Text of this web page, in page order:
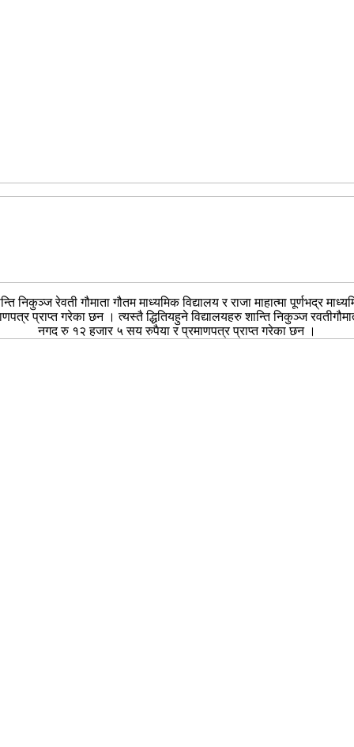
निकुञ्ज रेवती गौमाता गौतम माध्यमिक विद्यालय र राजा माहात्मा पूर्णभद्र
प्राप्त गरेका छन । त्यस्तै द्धितियहुने विद्यालयहरु शान्ति निकुञ्ज
नगद रु १२ हजार ५ सय रुपैया र प्रमाणपत्र प्राप्त गरेका छन ।